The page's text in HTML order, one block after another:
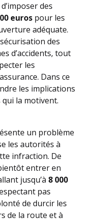
des
euros pour les
adéquate.
des
d’accidents, tout
les
Dans ce
les implications
la motivent.
un problème
les autorités à
infraction. De
entrer en
jusqu’à 8 000
pas
de durcir les
de la route et à